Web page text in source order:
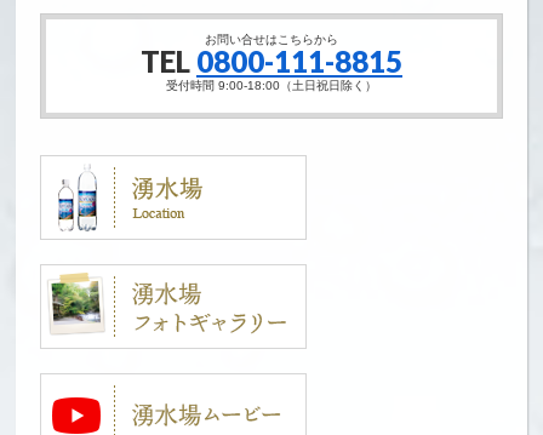
お問い合せはこちらから
TEL 0800-111-8815
受付時間 9:00-18:00（土日祝日除く）